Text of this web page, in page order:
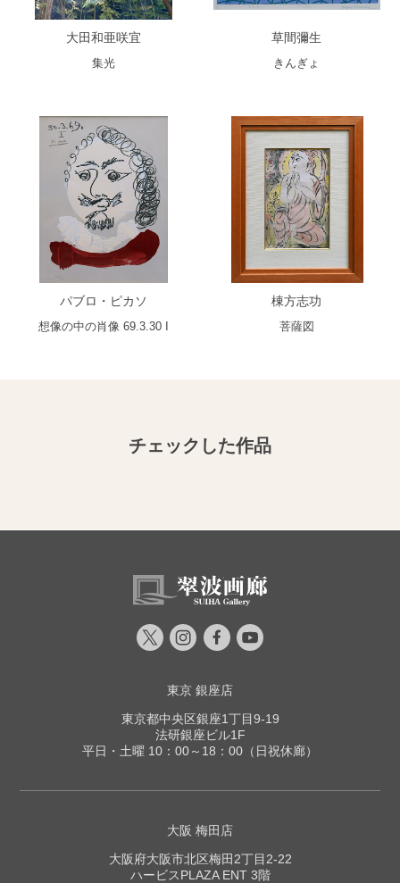
大田和亜咲宜
集光
草間彌生
きんぎょ
パブロ・ピカソ
想像の中の肖像 69.3.30 I
棟方志功
菩薩図
チェックした作品
東京 銀座店
東京都中央区銀座1丁目9-19
法研銀座ビル1F
平日・土曜 10：00～18：00（日祝休廊）
大阪 梅田店
大阪府大阪市北区梅田2丁目2-22
ハービスPLAZA ENT 3階